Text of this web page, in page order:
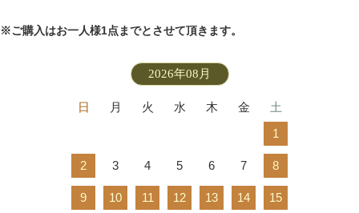
※ご購入はお一人様1点までとさせて頂きます。
2026年08月
日 月 火 水 木 金
土
1
2 3 4 5 6 7 8
9 10 11 12 13 14 15